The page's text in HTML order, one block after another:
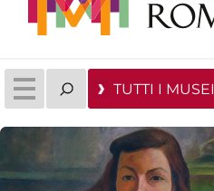
TUTTI I MUSEI